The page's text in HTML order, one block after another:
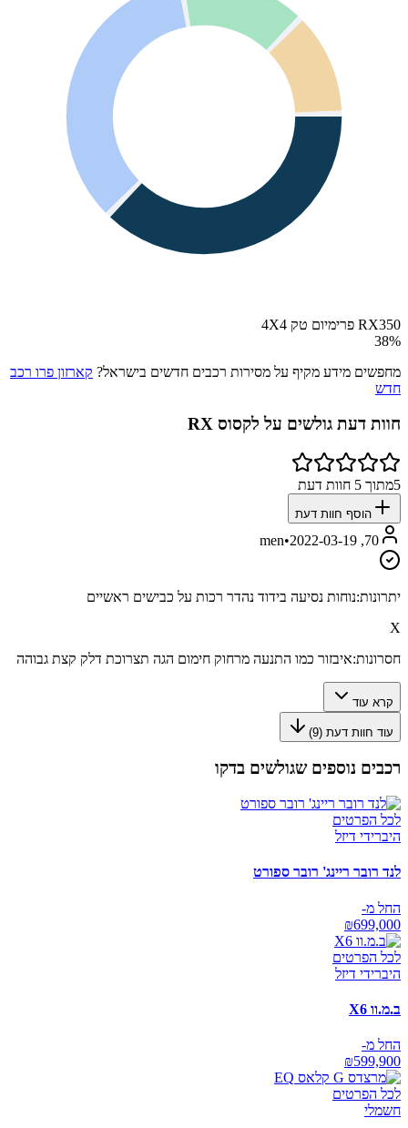
RX350 פרימיום טק 4X4
38%
מחפשים מידע מקיף על מסירות רכבים חדשים בישראל? קארזון פרו רכב
חדש
חוות דעת גולשים על לקסוס RX
5מתוך 5 חוות דעת
הוסף חוות דעת
70, men
•2022-03-19
יתרונות:נוחות נסיעה בידוד נהדר רכות על כבישים ראשיים
X
חסרונות:איבזור כמו התנעה מרחוק חימום הגה תצרוכת דלק קצת גבוהה
קרא עוד
עוד חוות דעת (9
)
רכבים נוספים שגולשים בדקו
לכל הפרטים
היברידי דיזל
לנד רובר ריינג' רובר ספורט
החל מ-
₪699,000
לכל הפרטים
היברידי דיזל
ב.מ.וו X6
החל מ-
₪599,900
לכל הפרטים
חשמלי